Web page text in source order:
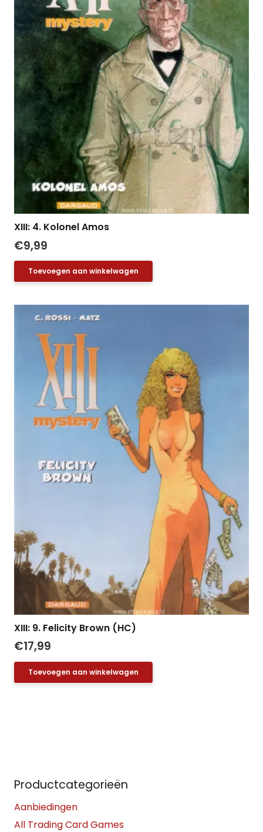
XIII: 4. Kolonel Amos
€9,99
Toevoegen aan winkelwagen
XIII: 9. Felicity Brown (HC)
€17,99
Toevoegen aan winkelwagen
Productcategorieën
Aanbiedingen
All Trading Card Games